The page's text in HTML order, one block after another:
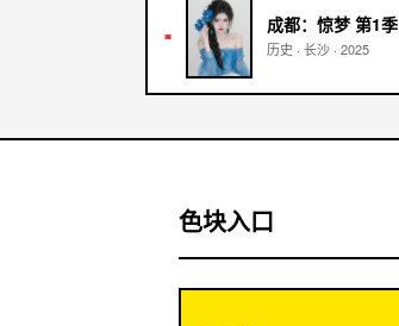
■ 成都：惊梦 第1季
历史 · 长沙 · 2025
色块入口